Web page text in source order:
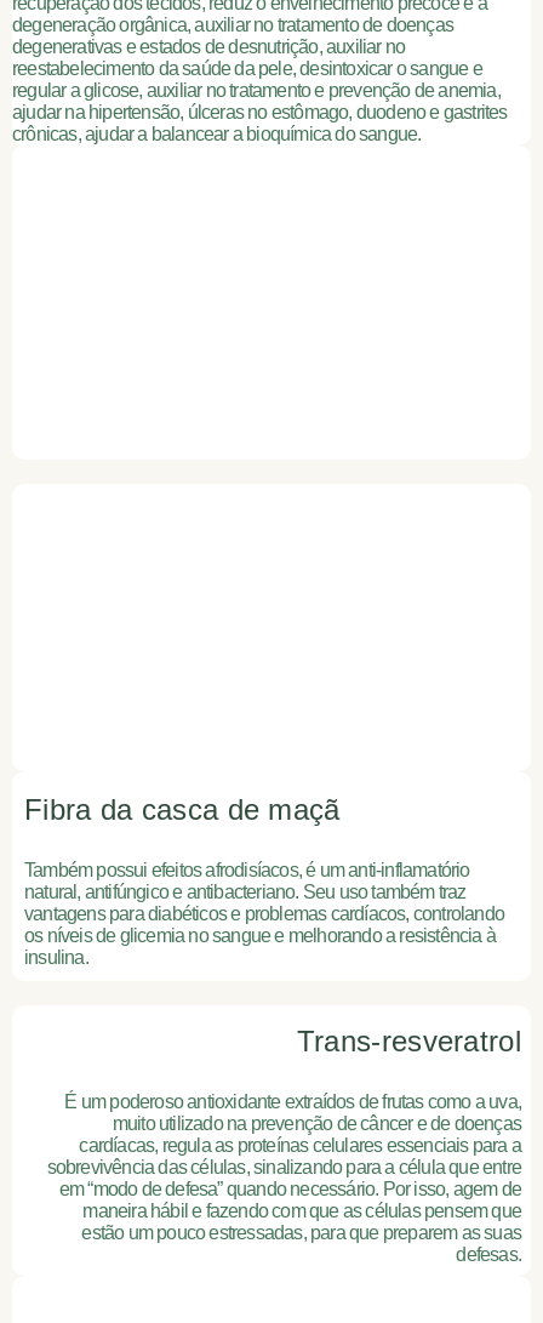
degeneração orgânica, auxiliar no tratamento de doenças
degenerativas e estados de desnutrição, auxiliar no
reestabelecimento da saúde da pele, desintoxicar o sangue e
regular a glicose, auxiliar no tratamento e prevenção de anemia,
ajudar na hipertensão, úlceras no estômago, duodeno e gastrites
crônicas, ajudar a balancear a bioquímica do sangue.
Fibra da casca de maçã
Também possui efeitos afrodisíacos, é um anti-inflamatório
natural, antifúngico e antibacteriano. Seu uso também traz
vantagens para diabéticos e problemas cardíacos, controlando
os níveis de glicemia no sangue e melhorando a resistência à
insulina.
Trans-resveratrol
É um poderoso antioxidante extraídos de frutas como a uva,
muito utilizado na prevenção de câncer e de doenças
cardíacas, regula as proteínas celulares essenciais para a
sobrevivência das células, sinalizando para a célula que entre
em “modo de defesa” quando necessário. Por isso, agem de
maneira hábil e fazendo com que as células pensem que
estão um pouco estressadas, para que preparem as suas
defesas.